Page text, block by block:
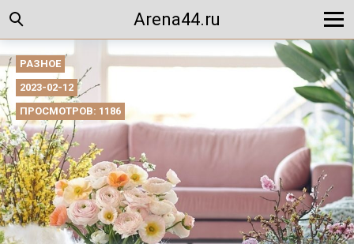
Arena44.ru
РАЗНОЕ
2023-02-12
ПРОСМОТРОВ: 1186